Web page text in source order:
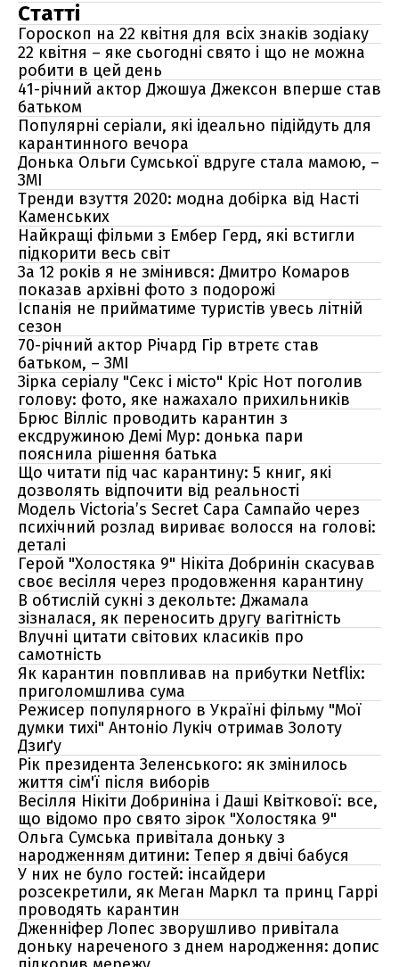
Статті
Гороскоп на 22 квітня для всіх знаків зодіаку
22 квітня – яке сьогодні свято і що не можна
робити в цей день
41-річний актор Джошуа Джексон вперше став
батьком
Популярні серіали, які ідеально підійдуть для
карантинного вечора
Донька Ольги Сумської вдруге стала мамою, –
ЗМІ
Тренди взуття 2020: модна добірка від Насті
Каменських
Найкращі фільми з Ембер Герд, які встигли
підкорити весь світ
За 12 років я не змінився: Дмитро Комаров
показав архівні фото з подорожі
Іспанія не прийматиме туристів увесь літній
сезон
70-річний актор Річард Гір втретє став
батьком, – ЗМІ
Зірка серіалу "Секс і місто" Кріс Нот поголив
голову: фото, яке нажахало прихильників
Брюс Вілліс проводить карантин з
ексдружиною Демі Мур: донька пари
пояснила рішення батька
Що читати під час карантину: 5 книг, які
дозволять відпочити від реальності
Модель Victoria’s Secret Сара Сампайо через
психічний розлад вириває волосся на голові:
деталі
Герой "Холостяка 9" Нікіта Добринін скасував
своє весілля через продовження карантину
В обтислій сукні з декольте: Джамала
зізналася, як переносить другу вагітність
Влучні цитати світових класиків про
самотність
Як карантин повпливав на прибутки Netflix:
приголомшлива сума
Режисер популярного в Україні фільму "Мої
думки тихі" Антоніо Лукіч отримав Золоту
Дзиґу
Рік президента Зеленського: як змінилось
життя сім'ї після виборів
Весілля Нікіти Добриніна і Даші Квіткової: все,
що відомо про свято зірок "Холостяка 9"
Ольга Сумська привітала доньку з
народженням дитини: Тепер я двічі бабуся
У них не було гостей: інсайдери
розсекретили, як Меган Маркл та принц Гаррі
проводять карантин
Дженніфер Лопес зворушливо привітала
доньку нареченого з днем народження: допис